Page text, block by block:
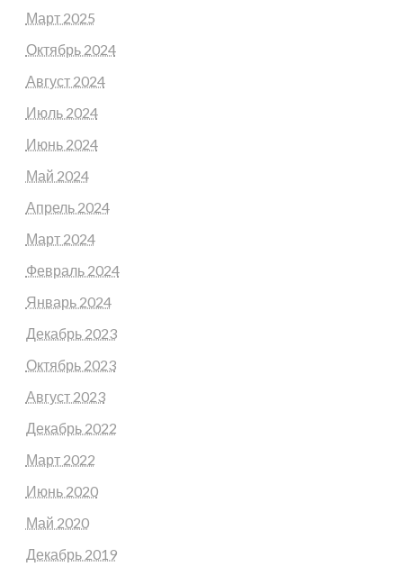
Март 2025
Октябрь 2024
Август 2024
Июль 2024
Июнь 2024
Май 2024
Апрель 2024
Март 2024
Февраль 2024
Январь 2024
Декабрь 2023
Октябрь 2023
Август 2023
Декабрь 2022
Март 2022
Июнь 2020
Май 2020
Декабрь 2019